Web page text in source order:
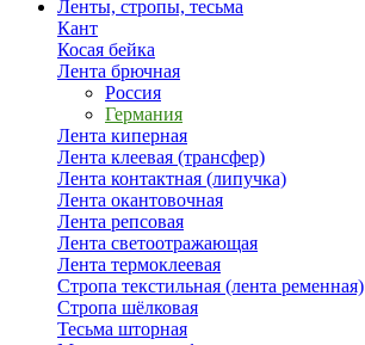
Ленты, стропы, тесьма
Кант
Косая бейка
Лента брючная
Россия
Германия
Лента киперная
Лента клеевая (трансфер)
Лента контактная (липучка)
Лента окантовочная
Лента репсовая
Лента светоотражающая
Лента термоклеевая
Стропа текстильная (лента ременная)
Стропа шёлковая
Тесьма шторная